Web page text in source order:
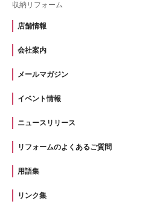
収納リフォーム
店舗情報
会社案内
メールマガジン
イベント情報
ニュースリリース
リフォームのよくあるご質問
用語集
リンク集